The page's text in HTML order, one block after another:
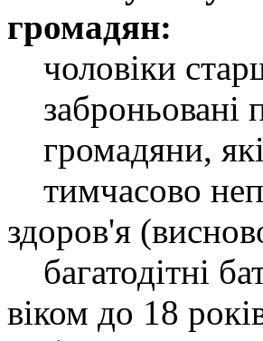
громадян:
чоловіки
заброньовані
громадяни, які
тимчасово
здоров'я
багатодітні
віком до 18